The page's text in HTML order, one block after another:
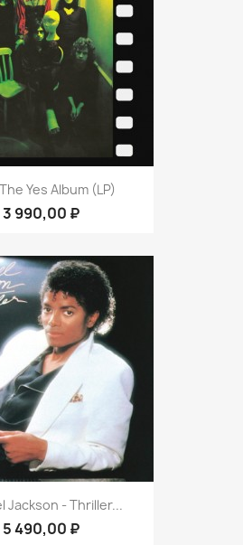
Yes Album (LP)
3 990,00 ₽
Jackson - Thriller...
5 490,00 ₽